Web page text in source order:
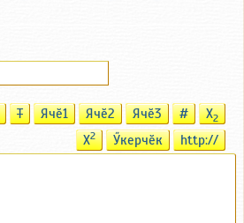
T Ячӗ1 Ячӗ2 Ячӗ3 # X2
X2 Ӳкерчӗк http://